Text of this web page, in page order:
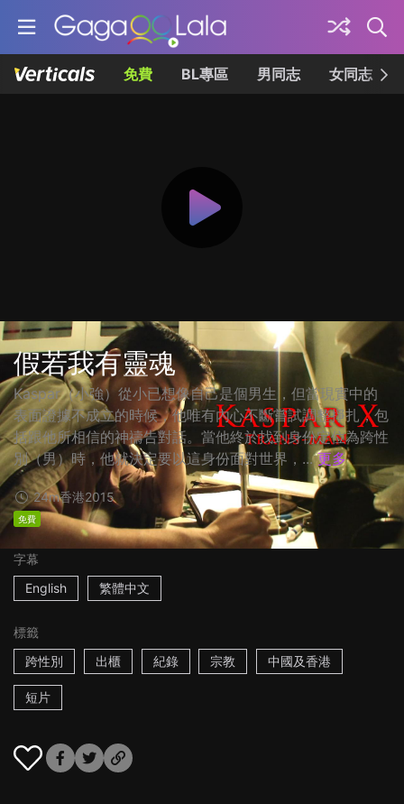
免費 BL專區 男同志 女同志
假若我有靈魂
Kaspar（小強）從小已想像自己是個男生，但當現實中的
表面證據不成立的時候，他唯有內心不斷嘗試調整掙扎，包
括跟他所相信的神禱告對話。當他終於找到身份定位為跨性
別（男）時，他就決定要以這身份面對世界，... 更多
24m香港2015
免費
字幕
English
繁體中文
標籤
跨性別
出櫃 紀錄 宗教 中國及香港
短片